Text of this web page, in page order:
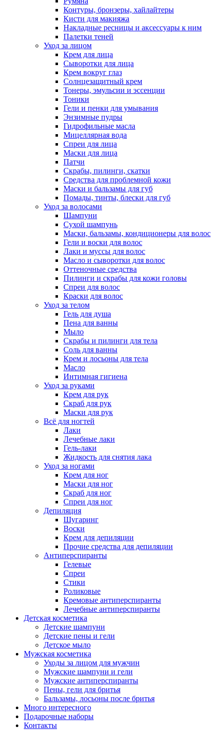
Контуры, бронзеры, хайлайтеры
Кисти для макияжа
Накладные ресницы и аксессуары к ним
Палетки теней
Уход за лицом
Крем для лица
Сыворотки для лица
Крем вокруг глаз
Солнцезащитный крем
Тонеры, эмульсии и эссенции
Тоники
Гели и пенки для умывания
Энзимные пудры
Гидрофильные масла
Мицеллярная вода
Спреи для лица
Маски для лица
Патчи
Скрабы, пилинги, скатки
Средства для проблемной кожи
Маски и бальзамы для губ
Помады, тинты, блески для губ
Уход за волосами
Шампуни
Сухой шампунь
Маски, бальзамы, кондиционеры для волос
Гели и воски для волос
Лаки и муссы для волос
Масло и сыворотки для волос
Оттеночные средства
Пилинги и скрабы для кожи головы
Спреи для волос
Краски для волос
Уход за телом
Гель для душа
Пена для ванны
Мыло
Скрабы и пилинги для тела
Соль для ванны
Крем и лосьоны для тела
Масло
Интимная гигиена
Уход за руками
Крем для рук
Скраб для рук
Маски для рук
Всё для ногтей
Лаки
Лечебные лаки
Гель-лаки
Жидкость для снятия лака
Уход за ногами
Крем для ног
Маски для ног
Скраб для ног
Спреи для ног
Депиляция
Шугаринг
Воски
Крем для депиляции
Прочие средства для депиляции
Антиперспиранты
Гелевые
Спреи
Стики
Роликовые
Кремовые антиперспиранты
Лечебные антиперспиранты
Детская косметика
Детские шампуни
Детские пены и гели
Детское мыло
Мужская косметика
Уходы за лицом для мужчин
Мужские шампуни и гели
Мужские антиперспиранты
Пены, гели для бритья
Бальзамы, лосьоны после бритья
Много интересного
Подарочные наборы
Контакты